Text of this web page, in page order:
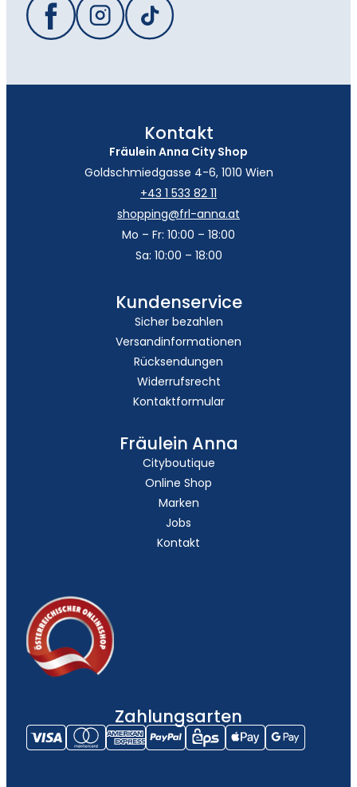
Kontakt
Fräulein Anna City Shop
Goldschmiedgasse 4-6, 1010 Wien
+43 1 533 82 11
shopping@frl-anna.at
Mo – Fr: 10:00 – 18:00
Sa: 10:00 – 18:00
Kundenservice
Sicher bezahlen
Versandinformationen
Rücksendungen
Widerrufsrecht
Kontaktformular
Fräulein Anna
Cityboutique
Online Shop
Marken
Jobs
Kontakt
Zahlungsarten